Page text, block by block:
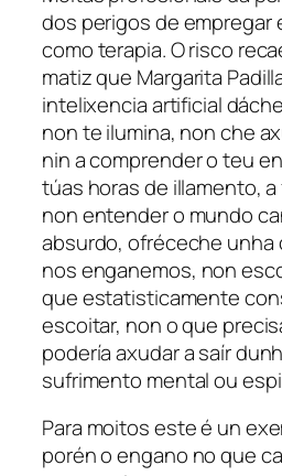
dos perigos de empregar
como terapia. O risco
matiz que Margarita
intelixencia artificial
non te ilumina, non che
nin a comprender o teu
túas horas de illamento,
non entender o mundo
absurdo, ofréceche unha
nos enganemos, non
que estatisticamente
escoitar, non o que
podería axudar a saír
sufrimento mental ou
Para moitos este é un
porén o engano no que